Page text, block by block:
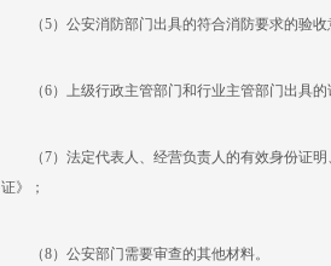
（5）公安消防部门出具的符合消防要求的验收
（6）上级行政主管部门和行业主管部门出具的
（7）法定代表人、经营负责人的有效身份证明
证》；
（8）公安部门需要审查的其他材料。